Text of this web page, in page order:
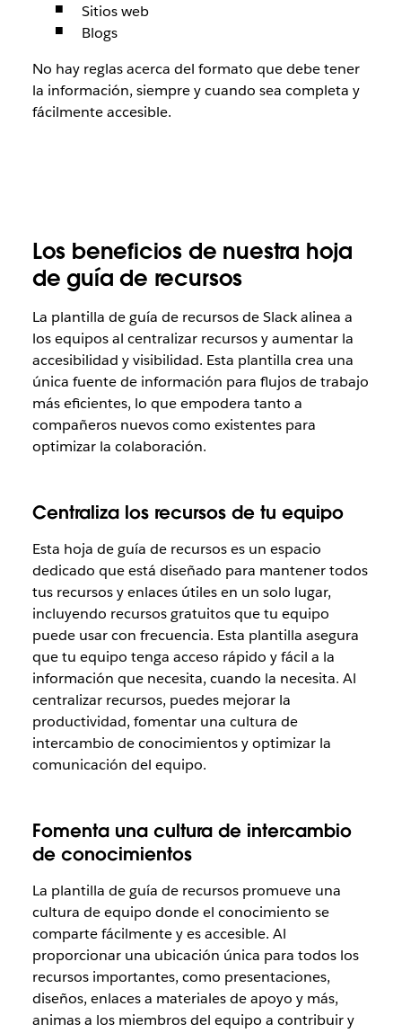
Sitios web
Blogs
No hay reglas acerca del formato que debe tener
la información, siempre y cuando sea completa y
fácilmente accesible.
Los beneficios de nuestra hoja
de guía de recursos
La plantilla de guía de recursos de Slack alinea a
los equipos al centralizar recursos y aumentar la
accesibilidad y visibilidad. Esta plantilla crea una
única fuente de información para flujos de trabajo
más eficientes, lo que empodera tanto a
compañeros nuevos como existentes para
optimizar la colaboración.
Centraliza los recursos de tu equipo
Esta hoja de guía de recursos es un espacio
dedicado que está diseñado para mantener todos
tus recursos y enlaces útiles en un solo lugar,
incluyendo recursos gratuitos que tu equipo
puede usar con frecuencia. Esta plantilla asegura
que tu equipo tenga acceso rápido y fácil a la
información que necesita, cuando la necesita. Al
centralizar recursos, puedes mejorar la
productividad, fomentar una cultura de
intercambio de conocimientos y optimizar la
comunicación del equipo.
Fomenta una cultura de intercambio
de conocimientos
La plantilla de guía de recursos promueve una
cultura de equipo donde el conocimiento se
comparte fácilmente y es accesible. Al
proporcionar una ubicación única para todos los
recursos importantes, como presentaciones,
diseños, enlaces a materiales de apoyo y más,
animas a los miembros del equipo a contribuir y